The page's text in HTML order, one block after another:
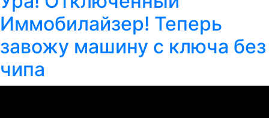
Иммобилайзер! Теперь
завожу машину с ключа без
чипа